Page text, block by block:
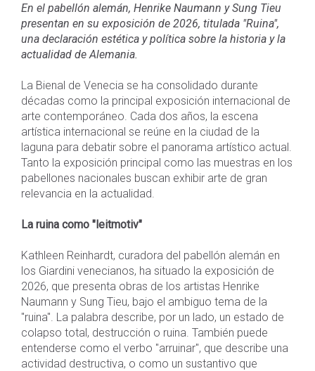
En el pabellón alemán, Henrike Naumann y Sung Tieu
presentan en su exposición de 2026, titulada "Ruina",
una declaración estética y política sobre la historia y la
actualidad de Alemania.
La Bienal de Venecia se ha consolidado durante
décadas como la principal exposición internacional de
arte contemporáneo. Cada dos años, la escena
artística internacional se reúne en la ciudad de la
laguna para debatir sobre el panorama artístico actual.
Tanto la exposición principal como las muestras en los
pabellones nacionales buscan exhibir arte de gran
relevancia en la actualidad.
La ruina como "leitmotiv"
Kathleen Reinhardt, curadora del pabellón alemán en
los Giardini venecianos, ha situado la exposición de
2026, que presenta obras de los artistas Henrike
Naumann y Sung Tieu, bajo el ambiguo tema de la
"ruina". La palabra describe, por un lado, un estado de
colapso total, destrucción o ruina. También puede
entenderse como el verbo "arruinar", que describe una
actividad destructiva, o como un sustantivo que